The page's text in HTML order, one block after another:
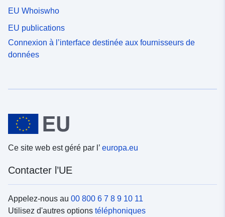
EU Whoiswho
EU publications
Connexion à l’interface destinée aux fournisseurs de
données
Ce site web est géré par l’ europa.eu
Contacter l’UE
Appelez-nous au 00 800 6 7 8 9 10 11
Utilisez d'autres options téléphoniques